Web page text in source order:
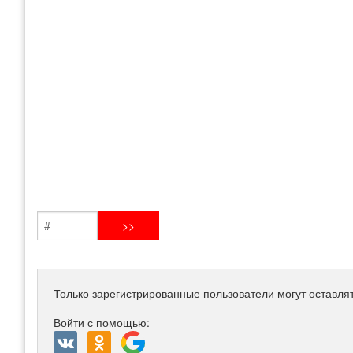
Только зарегистрированные пользователи могут
Войти с помощью: